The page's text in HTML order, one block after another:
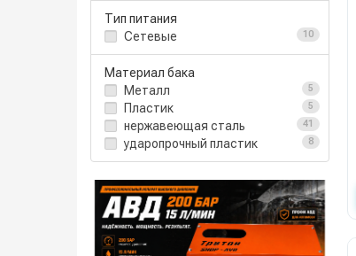
Тип питания
Сетевые
10
Материал бака
Металл
5
Пластик 5
нержавеющая сталь 41
ударопрочный пластик 8